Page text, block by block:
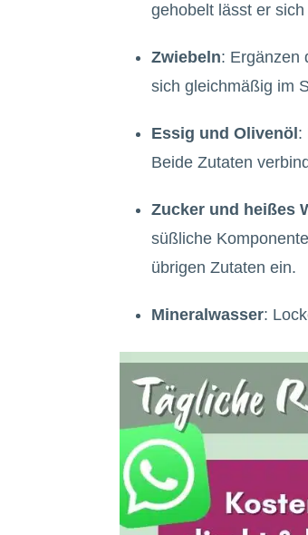
gehobelt lässt er
Zwiebeln: Ergänzen
sich gleichmäßig im
Essig und Olivenöl :
Beide Zutaten
Zucker und heißes
süßliche
übrigen Zutaten ein.
Mineralwasser: